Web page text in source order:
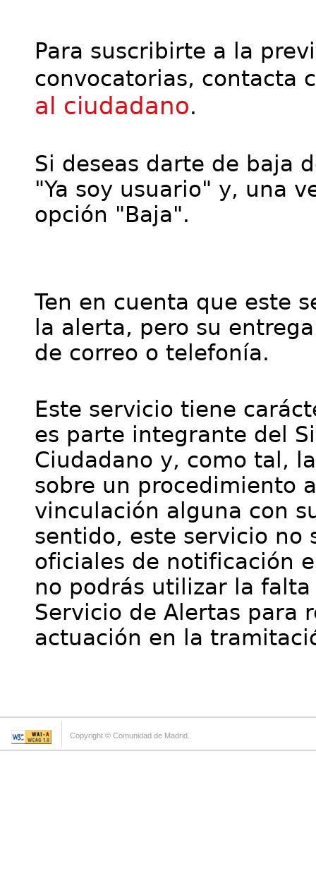
Para suscribirte a la
convocatorias, contacta
al ciudadano.
Si deseas darte de baja
"Ya soy usuario" y, una
opción "Baja".
Ten en cuenta que este
la alerta, pero su
de correo o telefonía.
Este servicio tiene
es parte integrante del
Ciudadano y, como tal,
sobre un procedimiento
vinculación alguna con
sentido, este servicio no
oficiales de notificación
no podrás utilizar la
Servicio de Alertas para
actuación en la
Copyright © Comunidad de Madrid.